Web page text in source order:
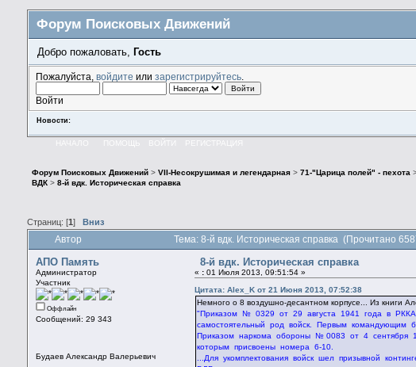
Форум Поисковых Движений
Добро пожаловать, Гость
Пожалуйста, войдите или зарегистрируйтесь.
Войти
Новости:
НАЧАЛО ПОМОЩЬ ВОЙТИ РЕГИСТРАЦИЯ
Форум Поисковых Движений >VII-Несокрушимая и легендарная >71-"Царица полей" - пехота
ВДК >8-й вдк. Историческая справка
Страниц: [1 ] Вниз
Автор Тема: 8-й вдк. Историческая справка (Прочитано
АПО Память
Администратор
Участник
Оффлайн
Сообщений: 29 343
Будаев Александр Валерьевич
8-й вдк. Историческая справка
« : 01 Июля 2013, 09:51:54 »
Цитата: Alex_K от 21 Июня 2013, 07:52:38
Немного о 8 воздушно-десантном корпусе... Из книги
"Приказом № 0329 от 29 августа 1941 года в
самостоятельный род войск. Первым командующим
Приказом наркома обороны № 0083 от 4 сентября
которым присвоены номера 6-10.
...Для укомплектования войск шел призывной